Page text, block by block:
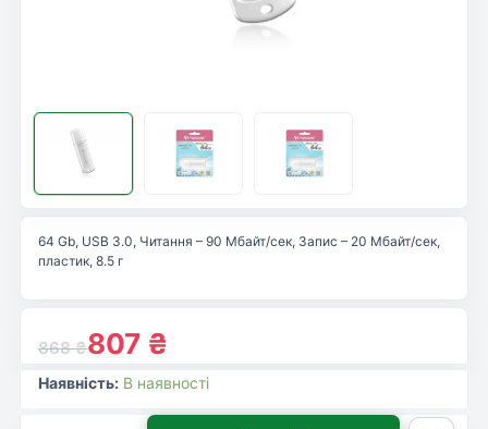
868₴807 ₴
64 Gb, USB 3.0, Читання – 90 Мбайт/сек, Запис – 20 Мбайт/сек,
пластик, 8.5 г
Наявність: В наявності